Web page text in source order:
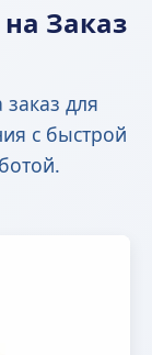
Заказ
для
с быстрой